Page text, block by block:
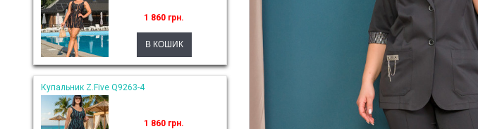
1 860 грн.
Купальник Z.Five Q9263-4
1 860 грн.